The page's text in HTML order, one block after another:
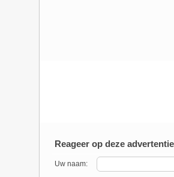
Reageer op deze advertentie
Uw naam: